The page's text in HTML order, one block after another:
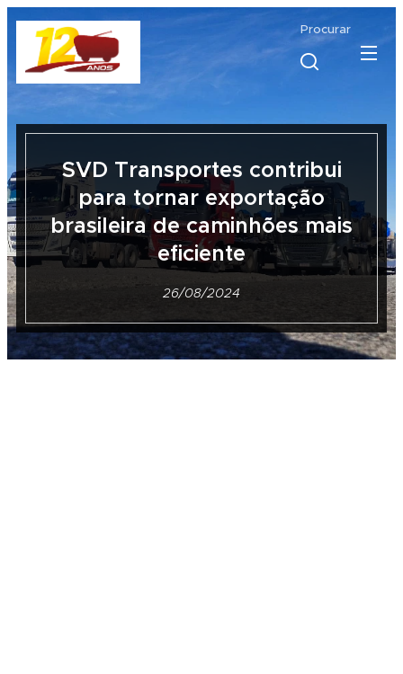
Procurar
SVD Transportes contribui
para tornar exportação
brasileira de caminhões mais
eficiente
26/08/2024